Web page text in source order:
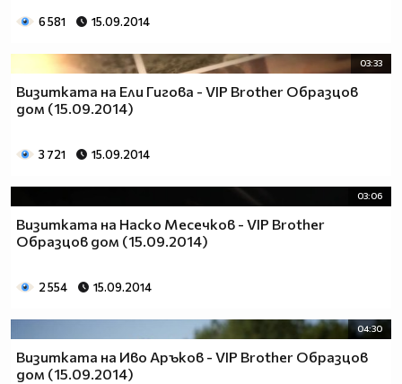
6 581 15.09.2014
03:33
Визитката на Ели Гигова - VIP Brother Образцов
дом (15.09.2014)
3 721 15.09.2014
03:06
Визитката на Наско Месечков - VIP Brother
Образцов дом (15.09.2014)
2 554 15.09.2014
04:30
Визитката на Иво Аръков - VIP Brother Образцов
дом (15.09.2014)